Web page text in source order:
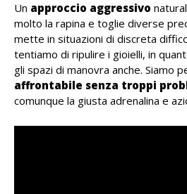
Un approccio aggressivo
molto la rapina e toglie diverse
mette in situazioni di discreta
tentiamo di ripulire i gioielli, in
gli spazi di manovra anche. Siamo
affrontabile senza troppi
comunque la giusta adrenalina e